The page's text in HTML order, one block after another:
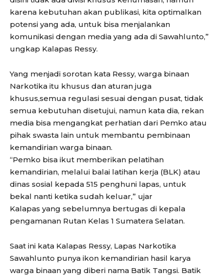
karena kebutuhan akan publikasi, kita optimalkan
potensi yang ada, untuk bisa menjalankan
komunikasi dengan media yang ada di Sawahlunto,”
ungkap Kalapas Ressy.
Yang menjadi sorotan kata Ressy, warga binaan
Narkotika itu khusus dan aturan juga
khusus,semua regulasi sesuai dengan pusat, tidak
semua kebutuhan disetujui, namun kata dia, rekan
media bisa mengangkat perhatian dari Pemko atau
pihak swasta lain untuk membantu pembinaan
kemandirian warga binaan.
“Pemko bisa ikut memberikan pelatihan
kemandirian, melalui balai latihan kerja (BLK) atau
dinas sosial kepada 515 penghuni lapas, untuk
bekal nanti ketika sudah keluar,” ujar
Kalapas yang sebelumnya bertugas di kepala
pengamanan Rutan Kelas 1 Sumatera Selatan.
Saat ini kata Kalapas Ressy, Lapas Narkotika
Sawahlunto punya ikon kemandirian hasil karya
warga binaan yang diberi nama Batik Tangsi. Batik